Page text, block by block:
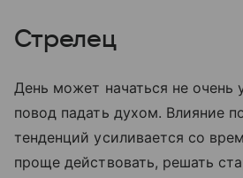
Стрелец
День может начаться не очень
повод падать духом. Влияние
тенденций усиливается со
проще действовать, решать